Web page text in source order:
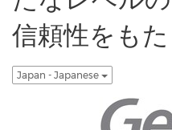
信頼性をも
Japan - Japanese